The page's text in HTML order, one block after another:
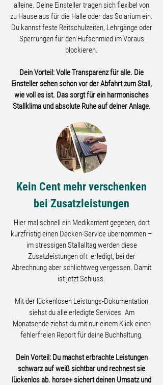
alleine. Deine Einsteller tragen sich flexibel von
zu Hause aus für die Halle oder das Solarium ein.
Du kannst feste Reitschulzeiten, Lehrgänge oder
Sperrungen für den Hufschmied im Voraus
blockieren.
Dein Vorteil: Volle Transparenz für alle. Die
Einsteller sehen schon vor der Abfahrt zum Stall,
wie voll es ist. Das sorgt für ein harmonisches
Stallklima und absolute Ruhe auf deiner Anlage.
Kein Cent mehr verschenken
bei Zusatzleistungen
Hier mal schnell ein Medikament gegeben, dort
kurzfristig einen Decken-Service übernommen –
im stressigen Stallalltag werden diese
Zusatzleistungen oft erledigt, bei der
Abrechnung aber schlichtweg vergessen. Damit
ist jetzt Schluss.
Mit der lückenlosen Leistungs-Dokumentation
siehst du alle erledigte Services. Am
Monatsende ziehst du mit nur einem Klick einen
fehlerfreien Report für deine Buchhaltung.
Dein Vorteil: Du machst erbrachte Leistungen
schwarz auf weiß sichtbar und rechnest sie
lückenlos ab. horse+ sichert deinen Umsatz und